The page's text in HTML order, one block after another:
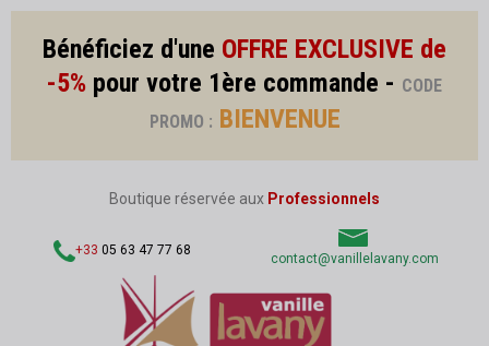
Bénéficiez d'une OFFRE EXCLUSIVE de
-5% pour votre 1ère commande - CODE
PROMO : BIENVENUE
Boutique réservée aux Professionnels
+33 05 63 47 77 68
contact@vanillelavany.com